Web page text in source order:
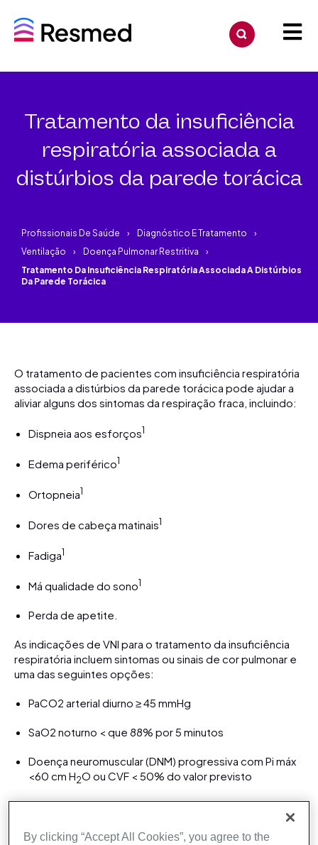
Tratamento da insuficiência
respiratória associada a
distúrbios da parede torácica
Profissionais De Saúde
Diagnóstico E Tratamento
Ventilação
Doença Pulmonar Restritiva
Tratamento Da Insuficiência Respiratória Associada A Distúrbios
Da Parede Torácica
O tratamento de pacientes com insuficiência respiratória
associada a distúrbios da parede torácica pode ajudar a
aliviar alguns dos sintomas da respiração fraca, incluindo:
Dispneia aos esforços1
Edema periférico1
Ortopneia1
Dores de cabeça matinais1
Fadiga1
Má qualidade do sono1
Perda de apetite.
As indicações de VNI para o tratamento da insuficiência
respiratória incluem sintomas ou sinais de cor pulmonar e
uma das seguintes opções:
PaCO2 arterial diurno ≥ 45 mmHg
SaO2 noturno < que 88% por 5 minutos
Doença neuromuscular (DNM) progressiva com Pi máx
<60 cm H2O ou CVF < 50% do valor previsto
hipercápnica em pacientes com distúrbios da parede
By clicking “Accept All Cookies”, you agree to the